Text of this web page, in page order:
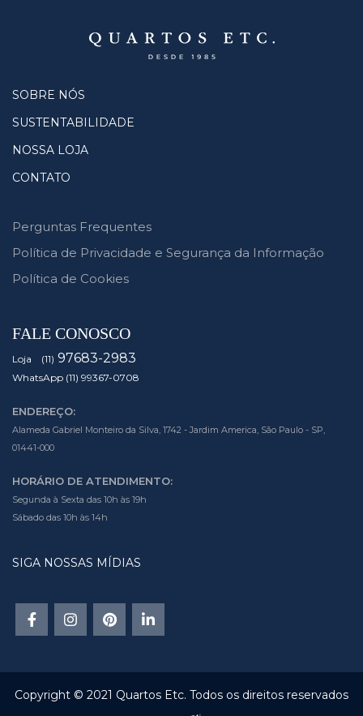
SOBRE NÓS
SUSTENTABILIDADE
NOSSA LOJA
CONTATO
Perguntas Frequentes
Política de Privacidade e Segurança da Informação
Política de Cookies
FALE CONOSCO
Loja (11) 97683-2983
WhatsApp (11) 99367-0708
ENDEREÇO:
Alameda Gabriel Monteiro da Silva, 1742 - Jardim America, São Paulo - SP,
01441-000
HORÁRIO DE ATENDIMENTO:
Segunda à Sexta das 10h às 19h
Sábado das 10h às 14h
SIGA NOSSAS MÍDIAS
Copyright © 2021 Quartos Etc. Todos os direitos reservados